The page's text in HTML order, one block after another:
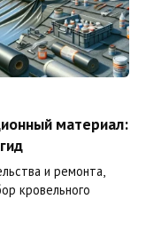
материал:
и ремонта,
кровельного